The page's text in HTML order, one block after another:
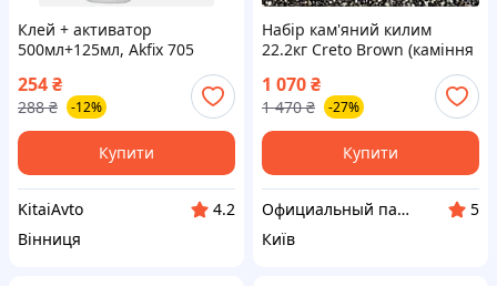
Клей + активатор
500мл+125мл, Akfix 705
двухкомпонентный клей с
активатором для
древесины, МДФ, ДСП,
фанер
254₴
288 ₴ -12%
Купити
KitaiAvto
4.2
Вінниця
Набір кам'яний килим
22.2кг Creto Brown (каміння
plastall
1 070₴
1 470 ₴ -27%
Купити
Официальный партнер Plastall Украина
5
Київ